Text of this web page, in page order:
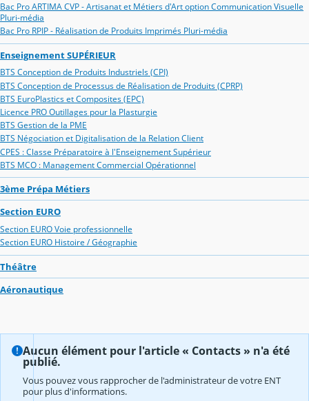
Bac Pro ARTIMA CVP - Artisanat et Métiers d'Art option Communication Visuelle
Pluri-média
Bac Pro RPIP - Réalisation de Produits Imprimés Pluri-média
Enseignement SUPÉRIEUR
BTS Conception de Produits Industriels (CPI)
BTS Conception de Processus de Réalisation de Produits (CPRP)
BTS EuroPlastics et Composites (EPC)
Licence PRO Outillages pour la Plasturgie
BTS Gestion de la PME
BTS Négociation et Digitalisation de la Relation Client
CPES : Classe Préparatoire à l'Enseignement Supérieur
BTS MCO : Management Commercial Opérationnel
3ème Prépa Métiers
Section EURO
Section EURO Voie professionnelle
Section EURO Histoire / Géographie
Théâtre
Aéronautique
Aucun élément pour l'article « Contacts » n'a été
publié.
Vous pouvez vous rapprocher de l'administrateur de votre ENT
pour plus d'informations.